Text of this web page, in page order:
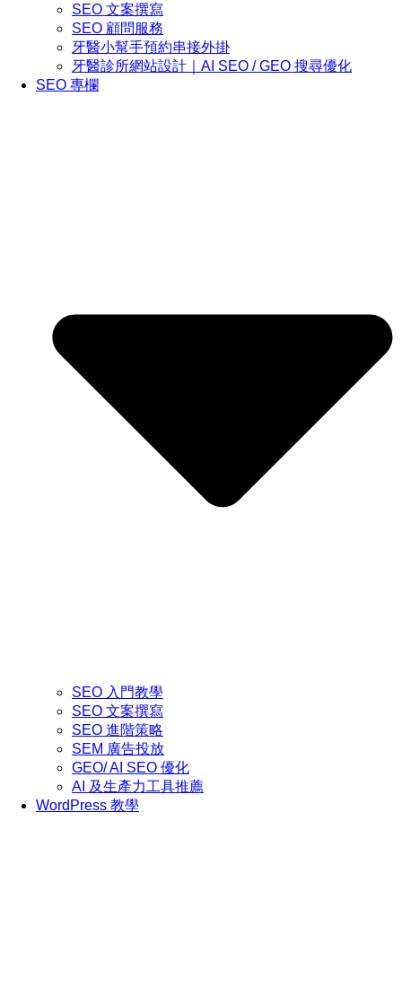
SEO 文案撰寫
SEO 顧問服務
牙醫小幫手預約串接外掛
牙醫診所網站設計｜AI SEO / GEO 搜尋優化
SEO 專欄
SEO 入門教學
SEO 文案撰寫
SEO 進階策略
SEM 廣告投放
GEO/ AI SEO 優化
AI 及生產力工具推薦
WordPress 教學